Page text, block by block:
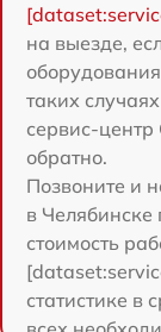
на выезде,
таких
сервис-центр
обратно.
Позвоните и
в Челябинске
стоимость
статистике в